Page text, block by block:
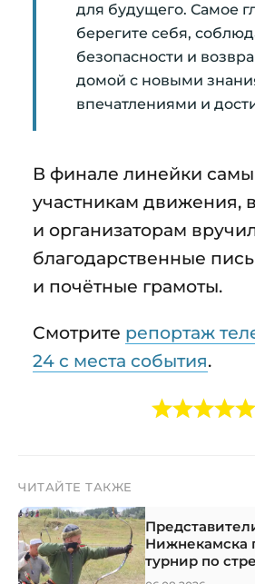
для будущего. Самое
берегите себя,
безопасности и
домой с новыми
впечатлениями и
В финале линейки
участникам движения,
и организаторам
благодарственные
и почётные грамоты.
Смотрите репортаж
24 с места события.
ЧИТАЙТЕ ТАКЖЕ
Нижнекамска
турнир по